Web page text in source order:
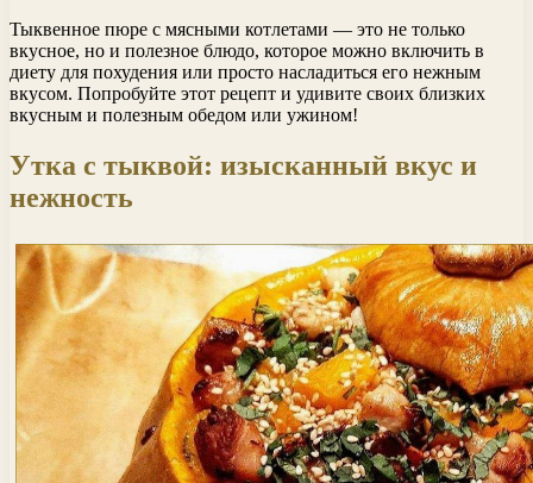
Тыквенное пюре с мясными котлетами — это не только
вкусное, но и полезное блюдо, которое можно включить в
диету для похудения или просто насладиться его нежным
вкусом. Попробуйте этот рецепт и удивите своих близких
вкусным и полезным обедом или ужином!
Утка с тыквой: изысканный вкус и
нежность